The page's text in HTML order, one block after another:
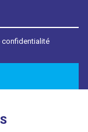
confidentialité